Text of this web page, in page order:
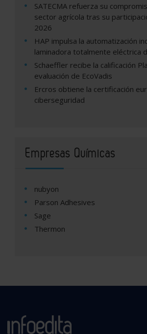
SATECMA refuerza su
sector agrícola tras su
2026
HAP impulsa la automatización
laminadora totalmente eléctrica
Schaeffler recibe la calificación
evaluación de EcoVadis
Ercros obtiene la certificación
ciberseguridad
Empresas Químicas
nubyon
Parson Adhesives
Sage
Thermon